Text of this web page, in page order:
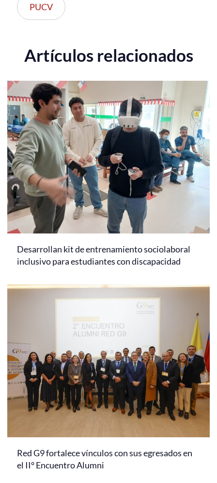
PUCV
Artículos relacionados
Desarrollan kit de entrenamiento sociolaboral
inclusivo para estudiantes con discapacidad
Red G9 fortalece vínculos con sus egresados en
el II° Encuentro Alumni